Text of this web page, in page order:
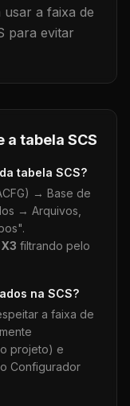
a faixa de
para evitar
a tabela SCS
tabela SCS?
→ Base de
→ Arquivos,
filtrando pelo
na SCS?
a faixa de
projeto) e
Configurador